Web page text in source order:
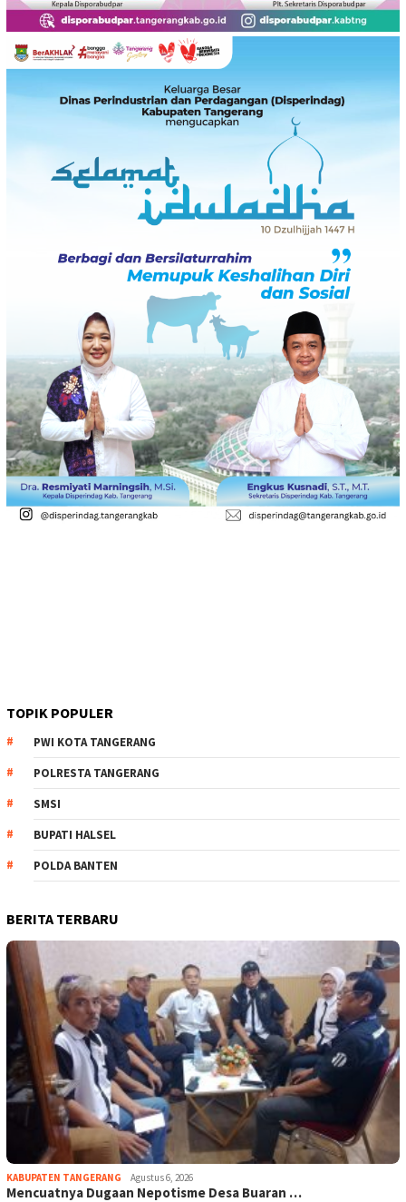
TOPIK POPULER
PWI KOTA TANGERANG
POLRESTA TANGERANG
SMSI
BUPATI HALSEL
POLDA BANTEN
BERITA TERBARU
KABUPATEN TANGERANG Agustus 6, 2026
Mencuatnya Dugaan Nepotisme Desa Buaran …